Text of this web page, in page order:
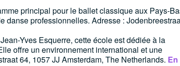
principal pour le ballet classique aux Pays-
danse professionnelles. Adresse :
Yves Esquerre, cette école est dédiée à la
offre un environnement international et une
64, 1057 JJ Amsterdam, The Netherlands. En